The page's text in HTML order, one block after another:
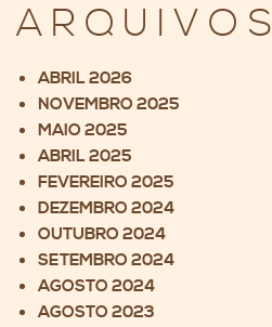
ARQUIVOS
ABRIL 2026
NOVEMBRO 2025
MAIO 2025
ABRIL 2025
FEVEREIRO 2025
DEZEMBRO 2024
OUTUBRO 2024
SETEMBRO 2024
AGOSTO 2024
AGOSTO 2023